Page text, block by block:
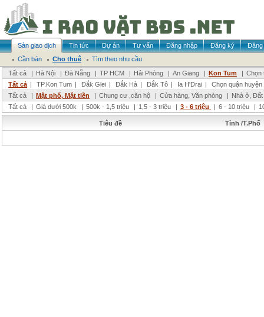
Sàn giao dịch Tin tức Dự án Tư vấn Đăng nhập Đăng ký
Đăng
Cần bán
Cho thuê
Tìm theo nhu cầu
Tất cả
| Hà Nội | Đà Nẵng | TP HCM | Hải Phòng | An Giang | Kon Tum | Chọn
Tất cả | TP.Kon Tum | Đắk Glei | Đắk Hà | Đắk Tô | Ia H'Drai |
Chọn quận huyện
Tất cả
| Mặt phố, Mặt tiền | Chung cư ,căn hộ | Cửa hàng, Văn phòng | Nhà ở,
Tất cả
| Giá dưới 500k | 500k - 1,5 triệu | 1,5 - 3 triệu | 3 - 6 triệu | 6 - 10 triệu |
Tiêu đề Tỉnh /T.Phố